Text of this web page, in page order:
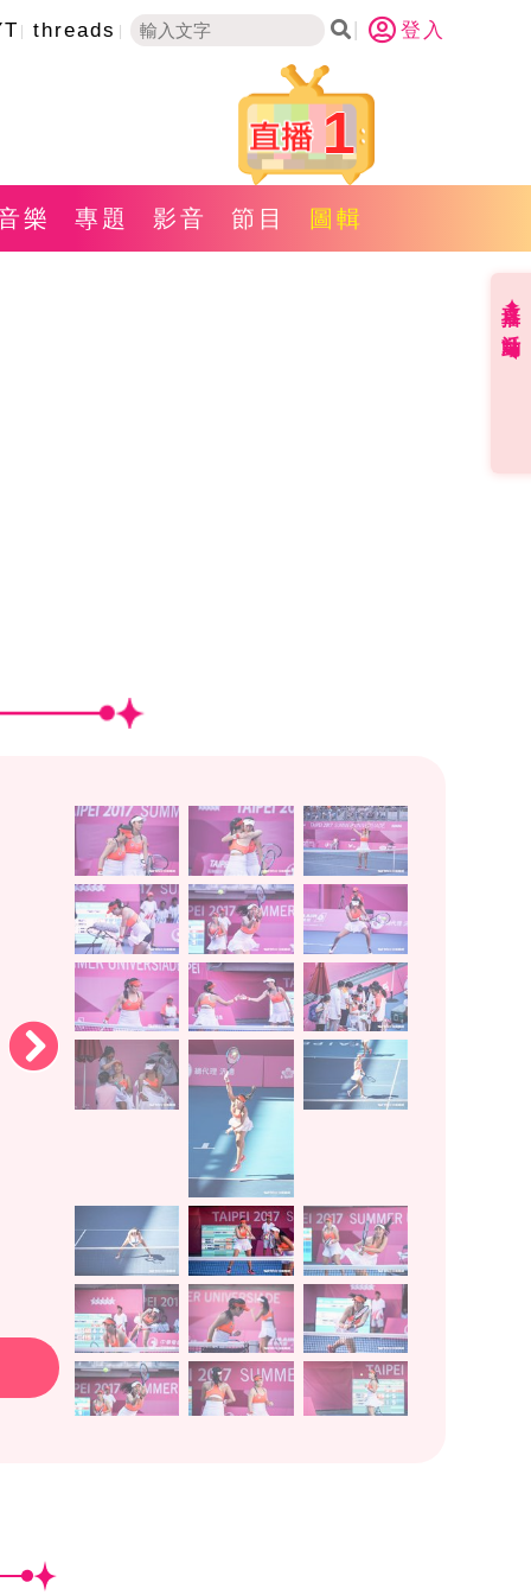
threads 登入
1
樂 專題 影音 節目 圖輯
直播✦活動